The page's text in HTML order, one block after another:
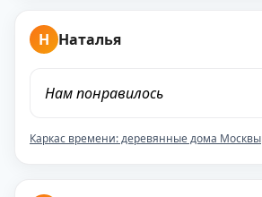
Н Наталья
Нам понравилось
Каркас времени: деревянные дома Москвы